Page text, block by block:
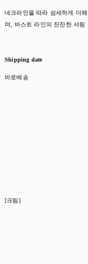
네크라인을 따라 섬세하게 더
며, 바스트 라인의 잔잔한 셔링
Shipping date
바로배송
[크림]